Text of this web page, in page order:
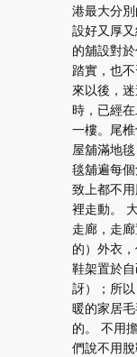
港最大分
設好又厚
的舖設對
踏實，也
來以後，
時，已經
一樓。尾
屋舖滿地
毯舖遍每
致上都不
裡走動。
走廊，走
的）外衣
鞋架置於
訝）；所
暖的家居
的。 不用
們說不用